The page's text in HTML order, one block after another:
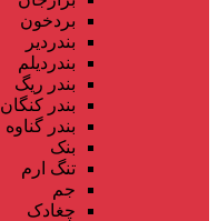
بردخون
بندردیر
بندردیلم
بندر ریگ
بندر کنگان
بندر گناوه
بنک
تنگ ارم
جم
چغادک